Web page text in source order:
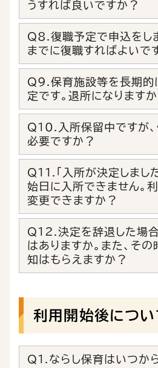
うすれば良いですか？
Q8.復職予定で申込をし
までに復職すればよいで
Q9.保育施設等を長期的
定です。退所になりますか
Q10.入所保留中ですが
必要ですか？
Q11.「入所が決定しまし
始日に入所できません。
変更できますか？
Q12.決定を辞退した場合
はありますか。また、そ
知はもらえますか？
利用開始後につい
Q1.ならし保育はいつか